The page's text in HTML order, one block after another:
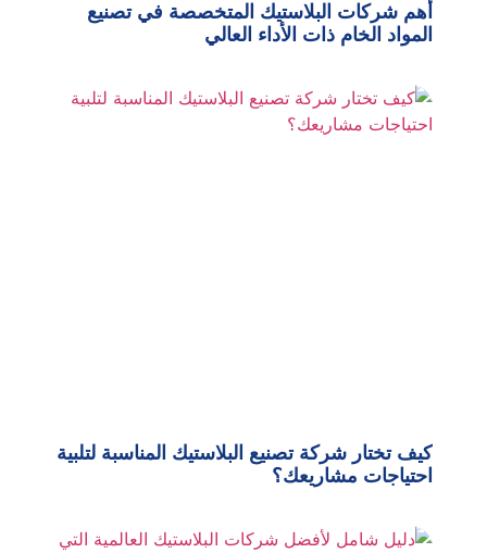
أهم شركات البلاستيك المتخصصة في تصنيع
المواد الخام ذات الأداء العالي
كيف تختار شركة تصنيع البلاستيك المناسبة لتلبية
احتياجات مشاريعك؟